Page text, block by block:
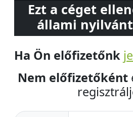
Ezt a céget
állami
Ha Ön előfizetőnk
Nem előfizetőként